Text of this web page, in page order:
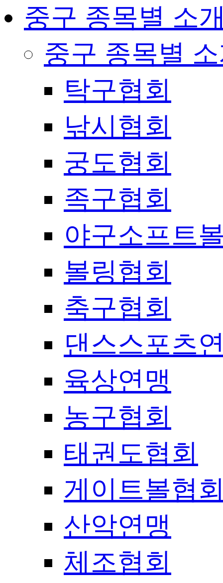
중구 종목별 소
중구 종목별
탁구협회
낚시협회
궁도협회
족구협회
야구소프트
볼링협회
축구협회
댄스스포츠
육상연맹
농구협회
태권도협회
게이트볼협
산악연맹
체조협회